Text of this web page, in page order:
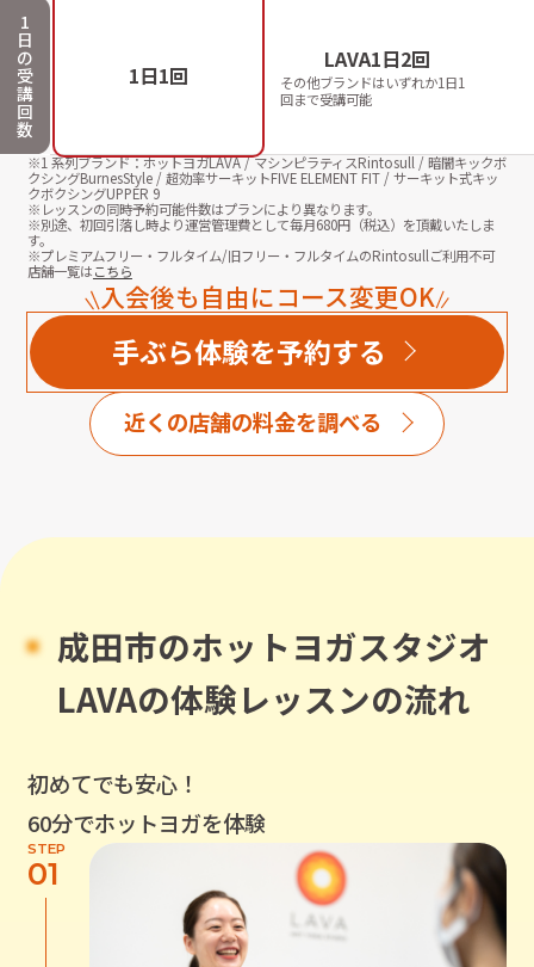
1
日
の
受
講
回
数
1日1回
LAVA1日2回
その他ブランドはいずれか1日1
回まで受講可能
※1 系列ブランド：ホットヨガLAVA / マシンピラティスRintosull / 暗闇キックボ
クシングBurnesStyle / 超効率サーキットFIVE ELEMENT FIT / サーキット式キッ
クボクシングUPPER 9
※レッスンの同時予約可能件数はプランにより異なります。
※別途、初回引落し時より運営管理費として毎月680円（税込）を頂戴いたしま
す。
※プレミアムフリー・フルタイム/旧フリー・フルタイムのRintosullご利用不可
店舗一覧はこちら
入会後も自由にコース変更OK
手ぶら体験を予約する
近くの店舗の料金を調べる
成田市のホットヨガスタジオ
LAVAの体験レッスンの流れ
初めてでも安心！
60分でホットヨガを体験
STEP
01